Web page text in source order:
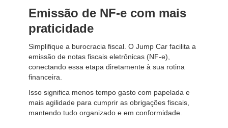
Emissão de NF-e com mais
praticidade
Simplifique a burocracia fiscal. O Jump Car facilita a
emissão de notas fiscais eletrônicas (NF-e),
conectando essa etapa diretamente à sua rotina
financeira.
Isso significa menos tempo gasto com papelada e
mais agilidade para cumprir as obrigações fiscais,
mantendo tudo organizado e em conformidade.